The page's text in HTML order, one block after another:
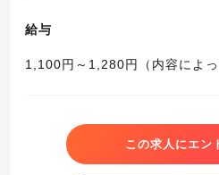
給与
1,100円～1,280円（内容によっ
この求人にエン